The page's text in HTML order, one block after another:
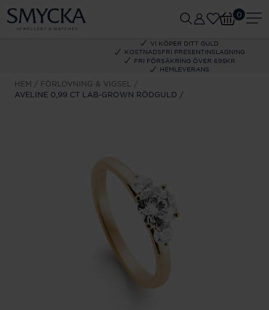
VI KÖPER DITT GULD
KOSTNADSFRI PRESENTINSLAGNING
FRI FÖRSÄKRING ÖVER 695KR
HEMLEVERANS
0
HEM
FÖRLOVNING & VIGSEL
AVELINE 0,99 CT LAB-GROWN RÖDGULD